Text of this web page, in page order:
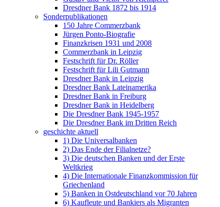
Dresdner Bank 1872 bis 1914
Sonderpublikationen
150 Jahre Commerzbank
Jürgen Ponto-Biografie
Finanzkrisen 1931 und 2008
Commerzbank in Leipzig
Festschrift für Dr. Röller
Festschrift für Lili Gutmann
Dresdner Bank in Leipzig
Dresdner Bank Lateinamerika
Dresdner Bank in Freiburg
Dresdner Bank in Heidelberg
Die Dresdner Bank 1945-1957
Die Dresdner Bank im Dritten Reich
geschichte aktuell
1) Die Universalbanken
2) Das Ende der Filialnetze?
3) Die deutschen Banken und der Erste
Weltkrieg
4) Die Internationale Finanzkommission für
Griechenland
5) Banken in Ostdeutschland vor 70 Jahren
6) Kaufleute und Bankiers als Migranten